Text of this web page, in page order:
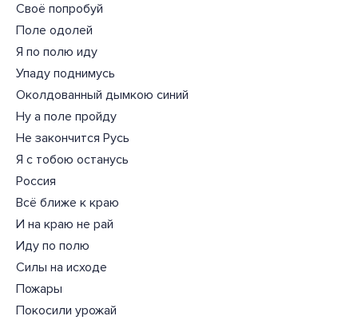
Своё попробуй
Поле одолей
Я по полю иду
Упаду поднимусь
Околдованный дымкою синий
Ну а поле пройду
Не закончится Русь
Я с тобою останусь
Россия
Всё ближе к краю
И на краю не рай
Иду по полю
Силы на исходе
Пожары
Покосили урожай